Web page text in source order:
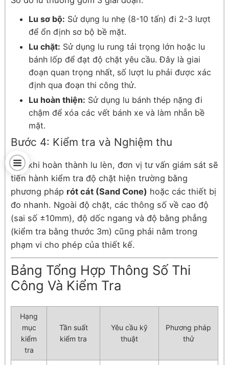
Lu sơ bộ: Sử dụng lu nhẹ (8-10 tấn) đi 2-3 lượt
để ổn định sơ bộ bề mặt.
Lu chặt: Sử dụng lu rung tải trọng lớn hoặc lu
bánh lốp để đạt độ chặt yêu cầu. Đây là giai
đoạn quan trọng nhất, số lượt lu phải được xác
định qua đoạn thi công thử.
Lu hoàn thiện: Sử dụng lu bánh thép nặng đi
chậm để xóa các vết bánh xe và làm nhẵn bề
mặt.
Bước 4: Kiểm tra và Nghiệm thu
Sau khi hoàn thành lu lèn, đơn vị tư vấn giám sát sẽ
tiến hành kiểm tra độ chặt hiện trường bằng
phương pháp rót cát (Sand Cone) hoặc các thiết bị
đo nhanh. Ngoài độ chặt, các thông số về cao độ
(sai số ±10mm), độ dốc ngang và độ bằng phẳng
(kiểm tra bằng thước 3m) cũng phải nằm trong
phạm vi cho phép của thiết kế.
Bảng Tổng Hợp Thông Số Thi
Công Và Kiểm Tra
Hạng
mục
kiểm
tra
Tần suất
kiểm tra
Yêu cầu kỹ
thuật
Phương pháp
thử